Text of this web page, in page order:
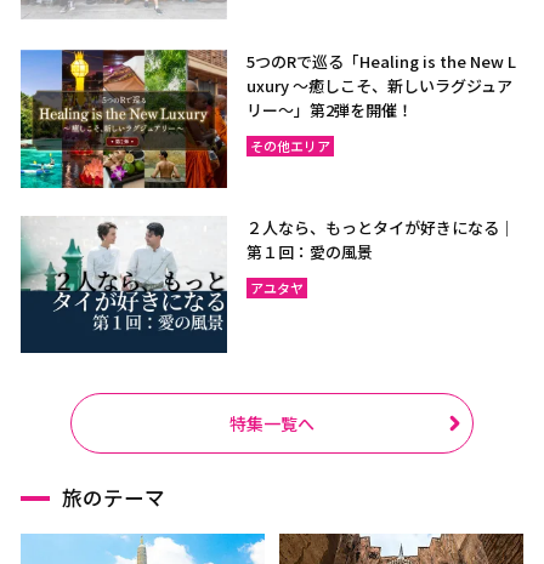
5つのRで巡る「Healing is the New L
uxury ～癒しこそ、新しいラグジュア
リー〜」第2弾を開催！
その他エリア
２人なら、もっとタイが好きになる｜
第１回：愛の風景
アユタヤ
特集一覧へ
旅のテーマ